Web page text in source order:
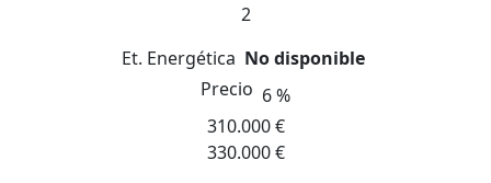
2
Et. Energética No disponible
Precio 6 %
310.000 €
330.000 €